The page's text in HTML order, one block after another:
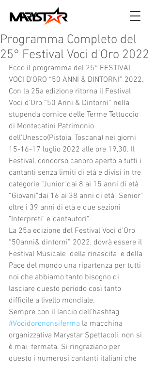
Programma Completo del
25° Festival Voci d'Oro 2022
Ecco il programma del 25° FESTIVAL
VOCI D’ORO “50 ANNI & DINTORNI” 2022.
Con la 25a edizione ritorna il Festival
Voci d’Oro “50 Anni & Dintorni” nella
stupenda cornice delle Terme Tettuccio
di Montecatini Patrimonio
dell’Unesco(Pistoia, Toscana) nei giorni
15-16-17 luglio 2022 alle ore 19,30. Il
Festival, concorso canoro aperto a tutti i
cantanti senza limiti di età e divisi in tre
categorie “Junior"dai 8 ai 15 anni di età
“Giovani"dai 16 ai 38 anni di età "Senior"
oltre i 39 anni di età e due sezioni
"Interpreti" e"cantautori".
La 25a edizione del Festival Voci d'Oro
“50anni& dintorni” 2022, dovrà essere il
Festival Musicale  della rinascita  e della
Pace del mondo una ripartenza per tutti
noi che abbiamo tanto bisogno di
lasciare questo periodo così tanto
difficile a livello mondiale.
Sempre con il lancio dell’hashtag
#Vocidorononsiferma la macchina
organizzativa Marystar Spettacoli, non si
è mai  fermata. Si ringraziano per
questo i numerosi cantanti italiani che